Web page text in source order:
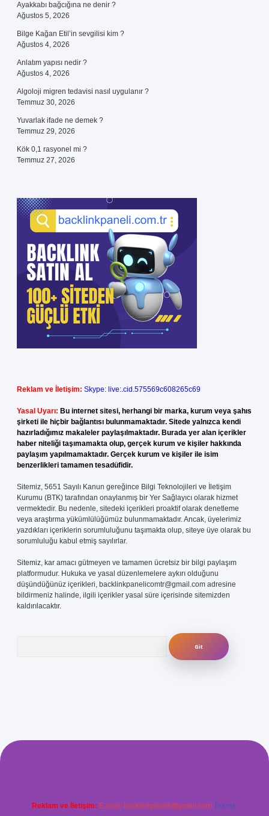
Ayakkabı bağcığına ne denir ?
Ağustos 5, 2026
Bilge Kağan Etil’in sevgilisi kim ?
Ağustos 4, 2026
Anlatım yapısı nedir ?
Ağustos 4, 2026
Algoloji migren tedavisi nasıl uygulanır ?
Temmuz 30, 2026
Yuvarlak ifade ne demek ?
Temmuz 29, 2026
Kök 0,1 rasyonel mi ?
Temmuz 27, 2026
Reklam ve İletişim: Skype: live:.cid.575569c608265c69
Yasal Uyarı: Bu internet sitesi, herhangi bir marka, kurum veya şahıs
şirketi ile hiçbir bağlantısı bulunmamaktadır. Sitede yalnızca kendi
hazırladığımız makaleler paylaşılmaktadır. Burada yer alan içerikler
haber niteliği taşımamakta olup, gerçek kurum ve kişiler hakkında
paylaşım yapılmamaktadır. Gerçek kurum ve kişiler ile isim
benzerlikleri tamamen tesadüfidir.
Sitemiz, 5651 Sayılı Kanun gereğince Bilgi Teknolojileri ve İletişim
Kurumu (BTK) tarafından onaylanmış bir Yer Sağlayıcı olarak hizmet
vermektedir. Bu nedenle, sitedeki içerikleri proaktif olarak denetleme
veya araştırma yükümlülüğümüz bulunmamaktadır. Ancak, üyelerimiz
yazdıkları içeriklerin sorumluluğunu taşımakta olup, siteye üye olarak bu
sorumluluğu kabul etmiş sayılırlar.
Sitemiz, kar amacı gütmeyen ve tamamen ücretsiz bir bilgi paylaşım
platformudur. Hukuka ve yasal düzenlemelere aykırı olduğunu
düşündüğünüz içerikleri, backlinkpanelicomtr@gmail.com adresine
bildirmeniz halinde, ilgili içerikler yasal süre içerisinde sitemizden
kaldırılacaktır.
Reklam ve İletişim: E-mail: backlinkpaneli@gmail.com Teams: